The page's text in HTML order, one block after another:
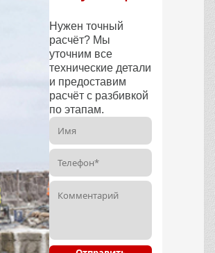
Нужен точный
расчёт? Мы
уточним все
технические детали
и предоставим
расчёт с разбивкой
по этапам.